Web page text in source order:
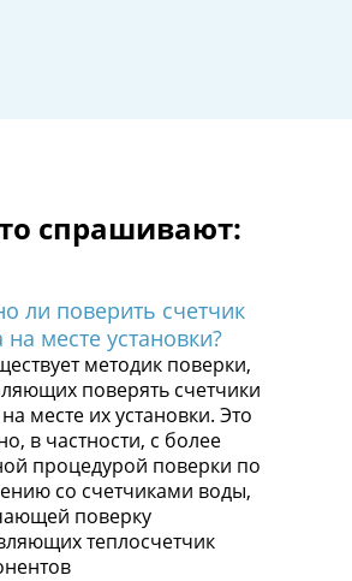
спрашивают:
ли поверить счетчик
на месте установки?
методик поверки,
поверять счетчики
месте их установки. Это
в частности, с более
процедурой поверки по
со счетчиками воды,
поверку
теплосчетчик